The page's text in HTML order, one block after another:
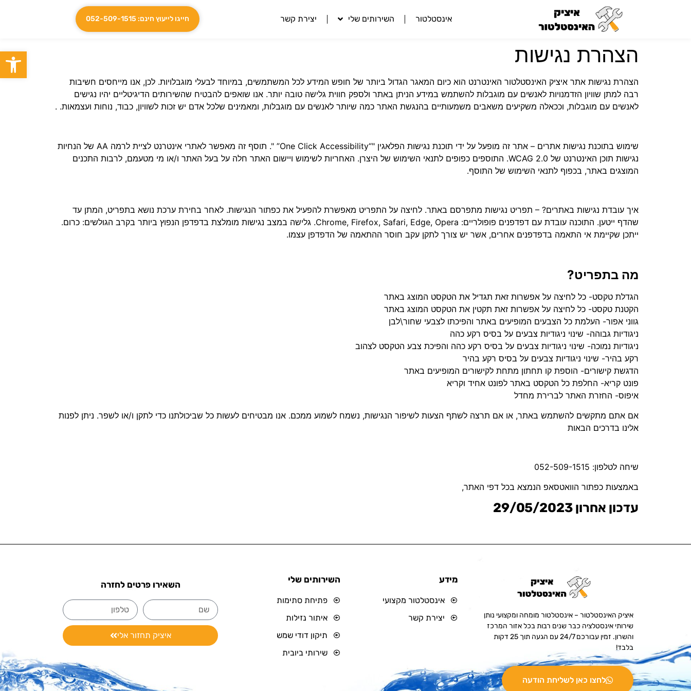
פתח
אינסטלטור השירותים שלי יצירת קשר חייגו לייעוץ חינם: 052-509-1515
הצהרת נגישות
הצהרת נגישות אתר איציק האינסטלטור האינטרנט הוא כיום המאגר הגדול ביותר של חופש המידע לכל המשתמשים, במיוחד לבעלי מוגבלויות. לכן, אנו מייחסים חשיבות
רבה למתן שוויון הזדמנויות לאנשים עם מוגבלות להשתמש במידע הניתן באתר ולספק חווית גלישה טובה יותר. אנו שואפים להבטיח שהשירותים הדיגיטליים יהיו נגישים
לאנשים עם מוגבלות, וככאלה משקיעים משאבים משמעותיים בהנגשת האתר כמה שיותר לאנשים עם מוגבלות, ומאמינים שלכל אדם יש זכות לשוויון, כבוד, נוחות ועצמאות. .
שימוש בתוכנת נגישות אתרים – אתר זה מופעל על ידי תוכנת נגישות הפלאגין "“One Click Accessibility”
". תוסף זה מאפשר לאתרי אינטרנט לציית לרמה AA של הנחיות
נגישות תוכן האינטרנט של WCAG 2.0. התוספים כפופים לתנאי השימוש של היצרן. האחריות לשימוש ויישום האתר חלה על בעל האתר ו/או מי מטעמם, לרבות התכנים
המוצגים באתר, בכפוף לתנאי השימוש של התוסף.
איך עובדת נגישות באתרים? – תפריט נגישות מתפרסם באתר. לחיצה על התפריט מאפשרת להפעיל את כפתור הנגישות. לאחר בחירת ערכת נושא בתפריט, המתן עד
שהדף ייטען. התוכנה עובדת עם דפדפנים פופולריים: Chrome, Firefox, Safari, Edge, Opera. גלישה במצב נגישות מומלצת בדפדפן הנפוץ ביותר בקרב הגולשים: כרום.
ייתכן שקיימת אי התאמה בדפדפנים אחרים, אשר יש צורך לתקן עקב חוסר ההתאמה של הדפדפן עצמו.
מה בתפריט?
הגדלת טקסט- כל לחיצה על אפשרות זאת תגדיל את הטקסט המוצג באתר
הקטנת טקסט- כל לחיצה על אפשרות זאת תקטין את הטקסט המוצג באתר
גווני אפור- העלמת כל הצבעים המופיעים באתר והפיכתו לצבעי שחור\לבן
ניגודיות גבוהה- שינוי ניגודיות צבעים על בסיס רקע כהה
ניגודיות נמוכה- שינוי ניגודיות צבעים על בסיס רקע כהה והפיכת צבע הטקסט לצהוב
רקע בהיר- שינוי ניגודיות צבעים על בסיס רקע בהיר
הדגשת קישורים- הוספת קו תחתון מתחת לקישורים המופיעים באתר
פונט קריא- החלפת כל הטקסט באתר לפונט אחיד וקריא
איפוס- החזרת האתר לברירת מחדל
אם אתם מתקשים להשתמש באתר, או אם תרצה לשתף הצעות לשיפור הנגישות, נשמח לשמוע ממכם. אנו מבטיחים לעשות כל שביכולתנו כדי לתקן ו/או לשפר. ניתן לפנות
אלינו בדרכים הבאות
שיחה לטלפון: 052-509-1515
באמצעות כפתור הוואטסאפ הנמצא בכל דפי האתר,
עדכון אחרון 29/05/2023
איציק האינסטלטור – אינסטלטור מומחה ומקצועי נותן
שירותי אינסטלציה כבר שנים רבות בכל אזור המרכז
והשרון. זמין עבורכם 24/7 עם הגעה תוך 25 דקות
בלבד!
לחצו כאן לשליחת הודעה
מידע
אינסטלטור מקצועי
יצירת קשר
השירותים שלי
פתיחת סתימות
איתור נזילות
תיקון דודי שמש
שירותי ביובית
השאירו פרטים לחזרה
איציק תחזור אלי